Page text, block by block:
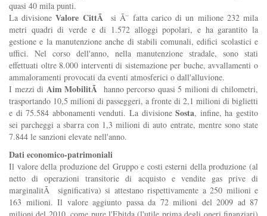
quasi 40 mila punti.
La divisioneValore CittÃ
si Ã¨ fatta carico di un milione 232 mila
metri quadri di verde e di 1.572 alloggi popolari, e ha garantito la
gestione e la manutenzione anche di stabili comunali, edifici scolastici e
uffici. Nel corso dell'anno, nella manutenzione stradale, sono stati
effettuati oltre 8.000 interventi di sistemazione per buche, avvallamenti o
ammaloramenti provocati da eventi atmosferici o dall'alluvione.
I mezzi di Aim MobilitÃ hanno percorso quasi 5 milioni di chilometri,
trasportando 10,5 milioni di passeggeri, a fronte di 2,1 milioni di biglietti
e di 75.584 abbonamenti venduti. La divisioneSosta, infine, ha gestito
sei parcheggi a sbarra con 1,3 milioni di auto entrate, mentre sono state
7.844 le sanzioni elevate nell'anno.
Dati economico-patrimoniali
Il valore della produzione del Gruppo e costi esterni della produzione (al
netto di operazioni transitorie di acquisto e vendite gas prive di
marginalitÃ significativa) si attestano rispettivamente a 250 milioni e
163 milioni. Il valore aggiunto passa da 72 milioni del 2009 ad 87